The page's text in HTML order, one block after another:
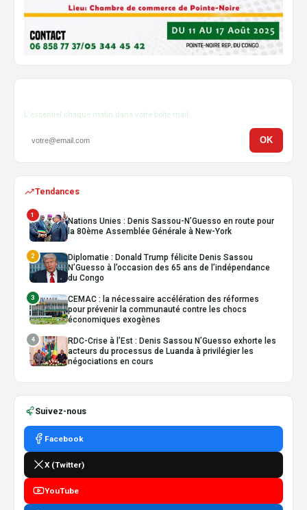
L'essentiel chaque matin dans votre boîte mail.
OK
Tendances
1
Nations Unies : Denis Sassou-N’Guesso en route pour
la 80ème Assemblée Générale à New-York
2
Diplomatie : Donald Trump félicite Denis Sassou
N’Guesso à l’occasion des 65 ans de l’indépendance
du Congo
3
CEMAC : la nécessaire accélération des réformes
pour prévenir la communauté contre les chocs
économiques exogènes
4
RDC-Crise à l’Est : Denis Sassou N’Guesso exhorte les
acteurs du processus de Luanda à privilégier les
négociations en cours
Suivez-nous
Facebook
X (Twitter)
YouTube